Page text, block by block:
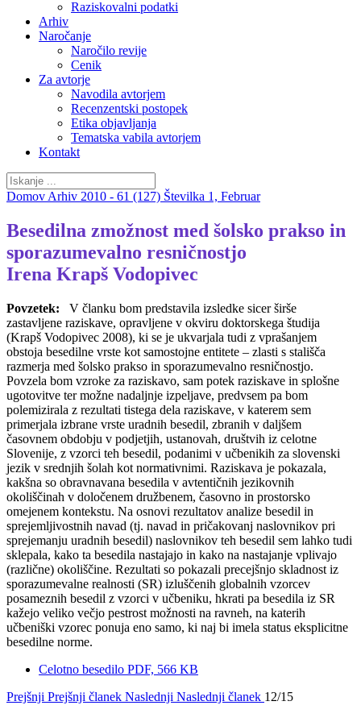
Raziskovalni podatki
Arhiv
Naročanje
Naročilo revije
Cenik
Za avtorje
Navodila avtorjem
Recenzentski postopek
Etika objavljanja
Tematska vabila avtorjem
Kontakt
Domov Arhiv 2010 - 61 (127) Številka 1, Februar
Besedilna zmožnost med šolsko prakso in
sporazumevalno resničnostjo
Irena Krapš Vodopivec
Povzetek:
V članku bom predstavila izsledke sicer širše
zastavljene raziskave, opravljene v okviru doktorskega študija
(Krapš Vodopivec 2008), ki se je ukvarjala tudi z vprašanjem
obstoja besedilne vrste kot samostojne entitete – zlasti s stališča
razmerja med šolsko prakso in sporazumevalno resničnostjo.
Povzela bom vzroke za raziskavo, sam potek raziskave in splošne
ugotovitve ter možne nadaljnje izpeljave, predvsem pa bom
polemizirala z rezultati tistega dela raziskave, v katerem sem
primerjala izbrane vrste uradnih besedil, zbranih v daljšem
časovnem obdobju v podjetjih, ustanovah, društvih iz celotne
Slovenije, z vzorci teh besedil, podanimi v učbenikih za slovenski
jezik v srednjih šolah kot normativnimi. Raziskava je pokazala,
kakšna so obravnavana besedila v avtentičnih jezikovnih
okoliščinah v določenem družbenem, časovno in prostorsko
omejenem kontekstu. Na osnovi rezultatov analize besedil in
sprejemljivostnih navad (tj. navad in pričakovanj naslovnikov pri
sprejemanju uradnih besedil) naslovnikov teh besedil sem lahko tudi
sklepala, kako ta besedila nastajajo in kako na nastajanje vplivajo
(različne) okoliščine. Rezultati so pokazali precejšnjo skladnost iz
sporazumevalne realnosti (SR) izluščenih globalnih vzorcev
posameznih besedil z vzorci v učbeniku, hkrati pa besedila iz SR
kažejo veliko večjo pestrost možnosti na ravneh, na katerih
učbeniški vzorec ponuja eno samo, ki naj bi imela status eksplicitne
besedilne norme.
Celotno besedilo PDF, 566 KB
Prejšnji Prejšnji članek Naslednji Naslednji članek 12/15